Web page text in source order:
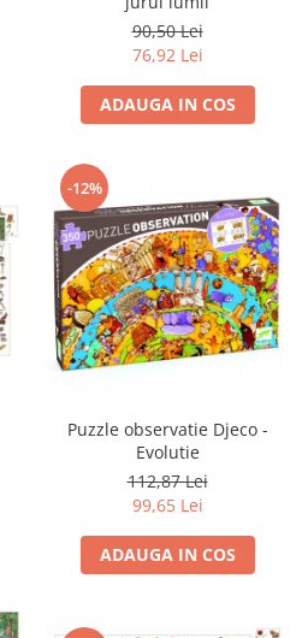
90,50 Lei
76,92 Lei
ADAUGA IN COS
-12%
Puzzle observatie Djeco -
Evolutie
112,87 Lei
99,65 Lei
ADAUGA IN COS